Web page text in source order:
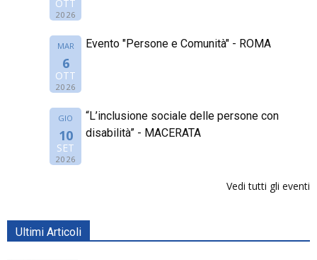
OTT
2026
MAR
6
OTT
2026
Evento "Persone e Comunità" - ROMA
GIO
10
SET
2026
“L’inclusione sociale delle persone con
disabilità” - MACERATA
Vedi tutti gli eventi
Ultimi Articoli